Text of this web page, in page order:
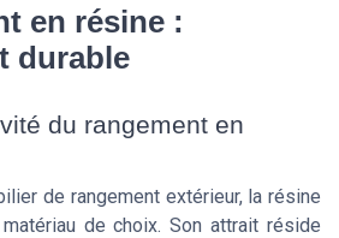
en résine :
durable
du rangement en
de rangement extérieur, la résine
de choix. Son attrait réside